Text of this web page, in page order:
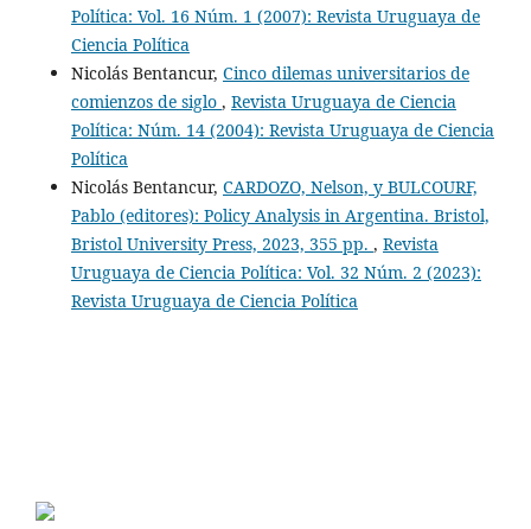
Política: Vol. 16 Núm. 1 (2007): Revista Uruguaya de
Ciencia Política
Nicolás Bentancur, Cinco dilemas universitarios de
comienzos de siglo , Revista Uruguaya de Ciencia
Política: Núm. 14 (2004): Revista Uruguaya de Ciencia
Política
Nicolás Bentancur, CARDOZO, Nelson, y BULCOURF,
Pablo (editores): Policy Analysis in Argentina. Bristol,
Bristol University Press, 2023, 355 pp. , Revista
Uruguaya de Ciencia Política: Vol. 32 Núm. 2 (2023):
Revista Uruguaya de Ciencia Política